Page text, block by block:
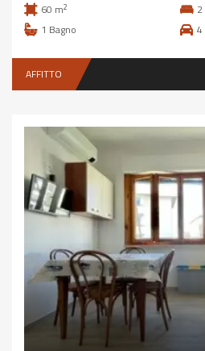
60 m2 2
1 Bagno 4
AFFITTO